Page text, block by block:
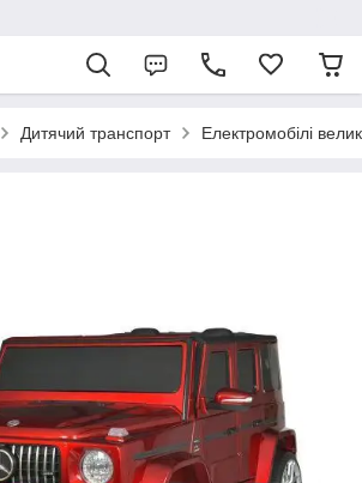
Дитячий транспорт Електромобілі